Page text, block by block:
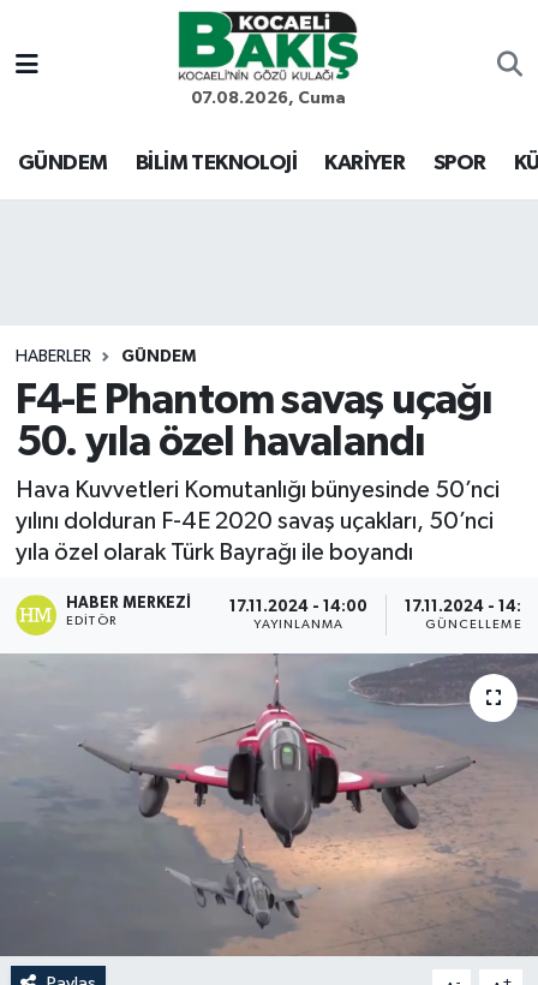
07.08.2026, Cuma
GÜNDEM BİLİM TEKNOLOJİ KARİYER SPOR
HABERLER GÜNDEM
F4-E Phantom savaş uçağı
50. yıla özel havalandı
Hava Kuvvetleri Komutanlığı bünyesinde 50’nci
yılını dolduran F-4E 2020 savaş uçakları, 50’nci
yıla özel olarak Türk Bayrağı ile boyandı
HABER MERKEZI
EDITÖR
17.11.2024 - 14:00
YAYINLANMA
17.11.2024 -
GÜNCELLEME
Kocaeli Nöbetçi Eczaneler
Kocaeli Hava Durumu
Son Dakika Haberleri
Haber Arşivi